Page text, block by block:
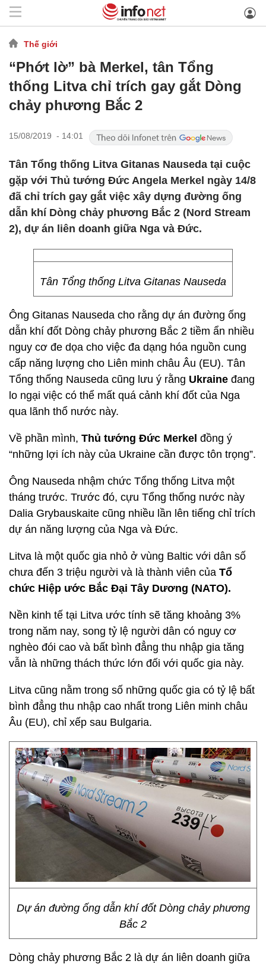
Thế giới
“Phớt lờ” bà Merkel, tân Tổng
thống Litva chỉ trích gay gắt Dòng
chảy phương Bắc 2
15/08/2019 - 14:01
Tân Tổng thống Litva Gitanas Nauseda tại cuộc
gặp với Thủ tướng Đức Angela Merkel ngày 14/8
đã chỉ trích gay gắt việc xây dựng đường ống
dẫn khí Dòng chảy phương Bắc 2 (Nord Stream
2), dự án liên doanh giữa Nga và Đức.
Tân Tổng thống Litva Gitanas Nauseda
Ông Gitanas Nauseda cho rằng dự án đường ống
dẫn khí đốt Dòng chảy phương Bắc 2 tiềm ẩn nhiều
nguy cơ đe dọa cho việc đa dạng hóa nguồn cung
cấp năng lượng cho Liên minh châu Âu (EU). Tân
Tổng thống Nauseda cũng lưu ý rằng Ukraine đang
lo ngại việc có thể mất quá cảnh khí đốt của Nga
qua lãnh thổ nước này.
Về phần mình, Thủ tướng Đức Merkel đồng ý
“những lợi ích này của Ukraine cần được tôn trọng”.
Ông Nauseda nhậm chức Tổng thống Litva một
tháng trước. Trước đó, cựu Tổng thống nước này
Dalia Grybauskaite cũng nhiều lần lên tiếng chỉ trích
dự án năng lượng của Nga và Đức.
Litva là một quốc gia nhỏ ở vùng Baltic với dân số
chưa đến 3 triệu người và là thành viên của Tổ
chức Hiệp ước Bắc Đại Tây Dương (NATO).
Nền kinh tế tại Litva ước tính sẽ tăng khoảng 3%
trong năm nay, song tỷ lệ người dân có nguy cơ
nghèo đói cao và bất bình đẳng thu nhập gia tăng
vẫn là những thách thức lớn đối với quốc gia này.
Litva cũng nằm trong số những quốc gia có tỷ lệ bất
bình đẳng thu nhập cao nhất trong Liên minh châu
Âu (EU), chỉ xếp sau Bulgaria.
Dự án đường ống dẫn khí đốt Dòng chảy phương
Bắc 2
Dòng chảy phương Bắc 2 là dự án liên doanh giữa